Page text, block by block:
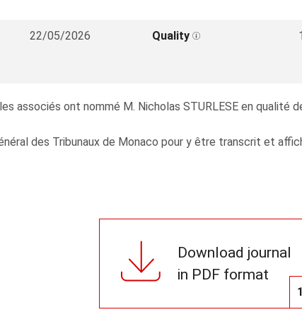
22/05/2026 Quality
associés ont nommé M. Nicholas STURLESE en qualité
des Tribunaux de Monaco pour y être transcrit et
Download journal
in PDF format